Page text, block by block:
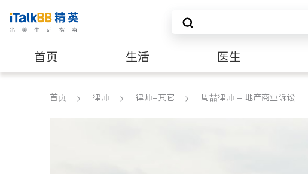
首页 生活 医生
建筑装修
首页 律师 律师-其它 周喆律师 - 地产商业诉讼